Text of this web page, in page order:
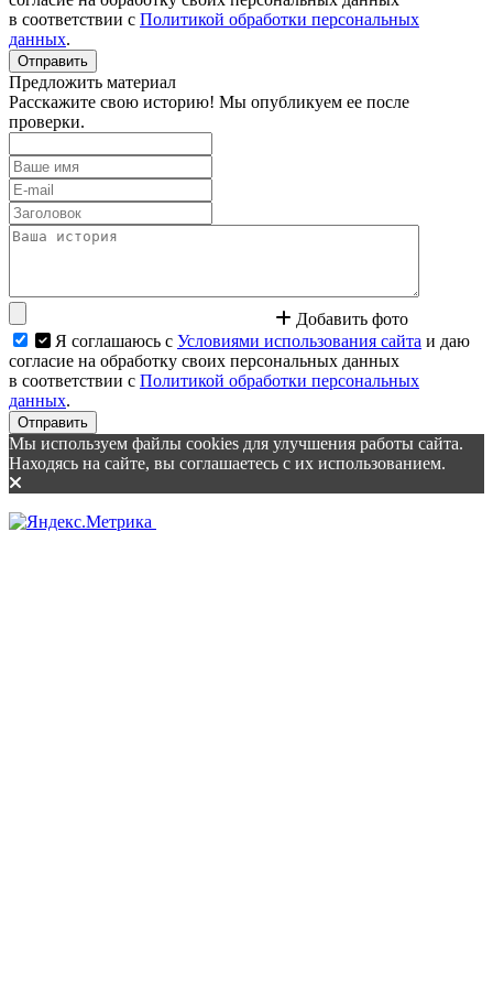
в соответствии с Политикой обработки персональных
данных.
Отправить
Предложить материал
Расскажите свою историю! Мы опубликуем ее после
проверки.
Добавить фото
Я соглашаюсь с Условиями использования сайта и даю
согласие на обработку своих персональных данных
в соответствии с Политикой обработки персональных
данных.
Отправить
Мы используем файлы cookies для улучшения работы сайта.
Находясь на сайте, вы соглашаетесь с их использованием.